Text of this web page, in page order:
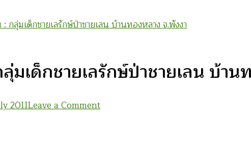
กลุ่มเด็กชายเลรักษ์ป่าชายเลน บ้านทองหลาง จ.พังงา
มเด็กชายเลรักษ์ป่าชายเลน บ้าน
2011Leave a Commenton